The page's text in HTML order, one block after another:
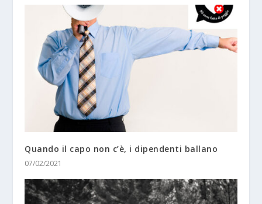
Quando il capo non c’è, i dipendenti ballano
07/02/2021